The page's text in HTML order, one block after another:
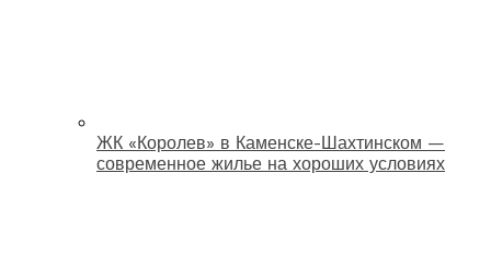
ЖК «Королев» в Каменске-Шахтинском —
современное жилье на хороших условиях